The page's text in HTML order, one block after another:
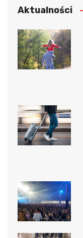
Aktualności